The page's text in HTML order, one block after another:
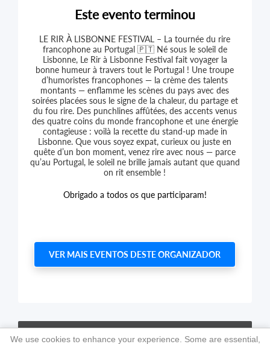
Este evento terminou
LE RIR À LISBONNE FESTIVAL – La tournée du rire
francophone au Portugal 🇵🇹 Né sous le soleil de
Lisbonne, Le Rir à Lisbonne Festival fait voyager la
bonne humeur à travers tout le Portugal ! Une troupe
d’humoristes francophones — la crème des talents
montants — enflamme les scènes du pays avec des
soirées placées sous le signe de la chaleur, du partage et
du fou rire. Des punchlines affûtées, des accents venus
des quatre coins du monde francophone et une énergie
contagieuse : voilà la recette du stand-up made in
Lisbonne. Que vous soyez expat, curieux ou juste en
quête d’un bon moment, venez rire avec nous — parce
qu’au Portugal, le soleil ne brille jamais autant que quand
on rit ensemble !
Obrigado a todos os que participaram!
VER MAIS EVENTOS DESTE ORGANIZADOR
Terms and conditionsof use
We use cookies to enhance your experience. Some are essential,